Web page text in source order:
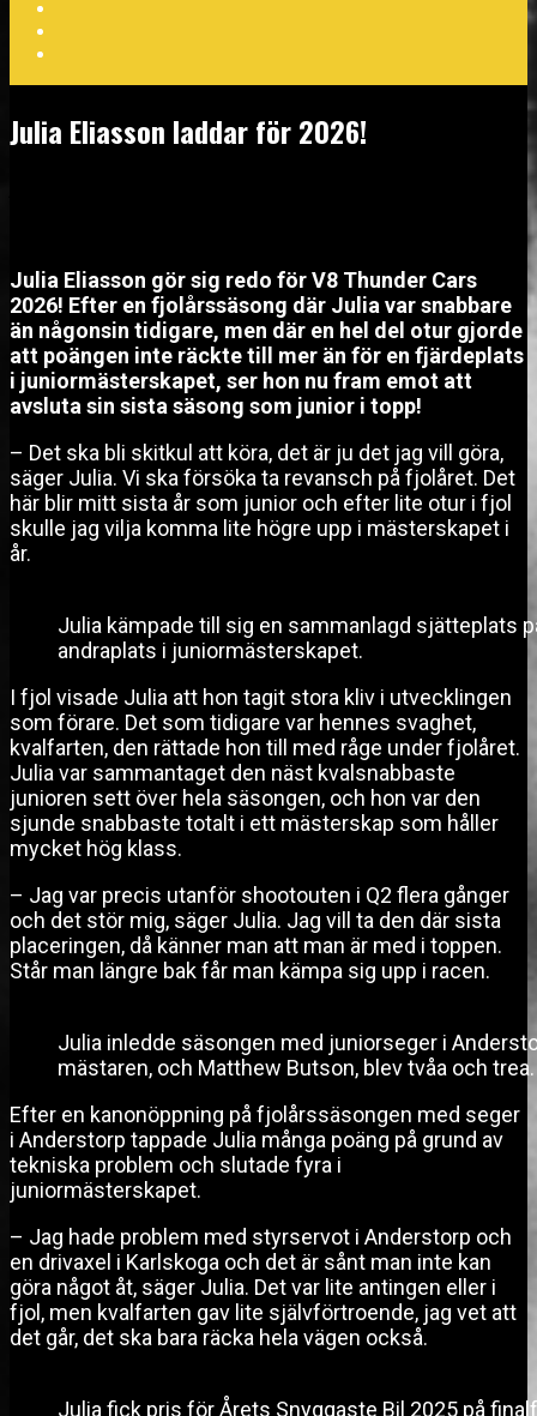
Julia Eliasson laddar för 2026!
Julia Eliasson gör sig redo för V8 Thunder Cars
2026! Efter en fjolårssäsong där Julia var snabbare
än någonsin tidigare, men där en hel del otur gjorde
att poängen inte räckte till mer än för en fjärdeplats
i juniormästerskapet, ser hon nu fram emot att
avsluta sin sista säsong som junior i topp!
– Det ska bli skitkul att köra, det är ju det jag vill göra,
säger Julia. Vi ska försöka ta revansch på fjolåret. Det
här blir mitt sista år som junior och efter lite otur i fjol
skulle jag vilja komma lite högre upp i mästerskapet i
år.
Julia kämpade till sig en sammanlagd sjätteplats
andraplats i juniormästerskapet.
I fjol visade Julia att hon tagit stora kliv i utvecklingen
som förare. Det som tidigare var hennes svaghet,
kvalfarten, den rättade hon till med råge under fjolåret.
Julia var sammantaget den näst kvalsnabbaste
junioren sett över hela säsongen, och hon var den
sjunde snabbaste totalt i ett mästerskap som håller
mycket hög klass.
– Jag var precis utanför shootouten i Q2 flera gånger
och det stör mig, säger Julia. Jag vill ta den där sista
placeringen, då känner man att man är med i toppen.
Står man längre bak får man kämpa sig upp i racen.
Julia inledde säsongen med juniorseger i
mästaren, och Matthew Butson, blev tvåa och trea.
Efter en kanonöppning på fjolårssäsongen med seger
i Anderstorp tappade Julia många poäng på grund av
tekniska problem och slutade fyra i
juniormästerskapet.
– Jag hade problem med styrservot i Anderstorp och
en drivaxel i Karlskoga och det är sånt man inte kan
göra något åt, säger Julia. Det var lite antingen eller i
fjol, men kvalfarten gav lite självförtroende, jag vet att
det går, det ska bara räcka hela vägen också.
Julia fick pris för Årets Snyggaste Bil 2025 på